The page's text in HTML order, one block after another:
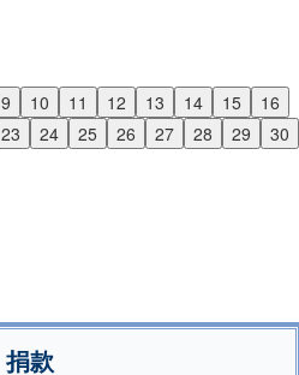
9 10 11 12 13 14 15
16
23 24 25 26 27 28 29
30
捐款